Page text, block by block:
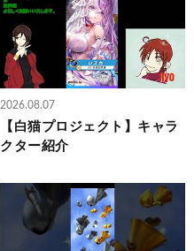
2026.08.07
【白猫プロジェクト】キャラ
クター紹介